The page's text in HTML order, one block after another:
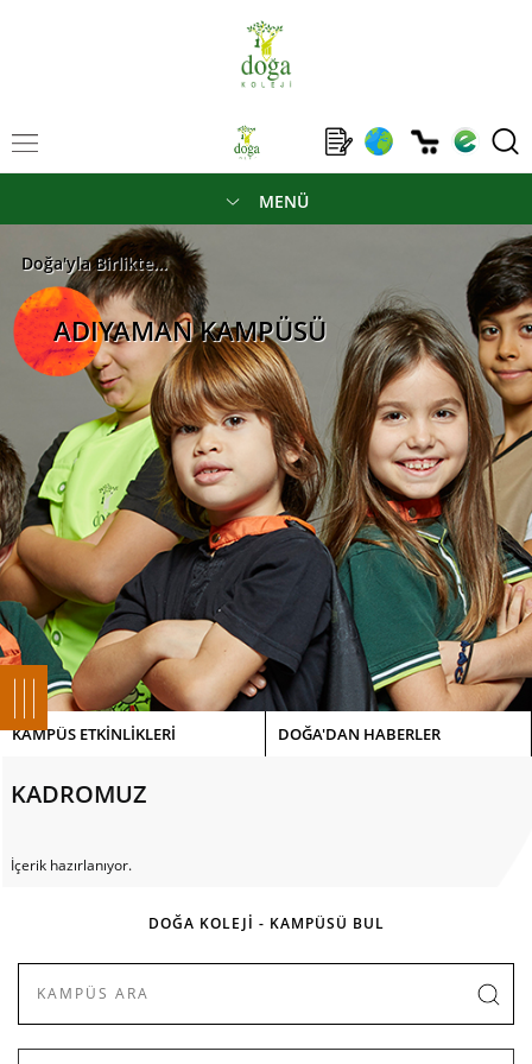
MENÜ
Doğa'yla Birlikte...
ADIYAMAN KAMPÜSÜ
KAMPÜS ETKİNLİKLERİ DOĞA'DAN HABERLER
KADROMUZ
İçerik hazırlanıyor.
DOĞA KOLEJİ - KAMPÜSÜ BUL